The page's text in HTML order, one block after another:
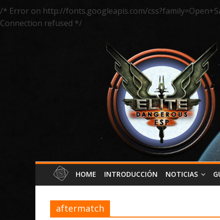
/* Error on http://fonts.googleapis.com/
Connection refused */
HOME INTRODUCCIÓN NOTICIAS
aftermatch